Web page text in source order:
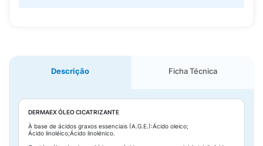
Descrição Ficha Técnica
DERMAEX ÓLEO CICATRIZANTE
À base de ácidos graxos essenciais (A.G.E.):Ácido oleico;
Ácido linoléico;Ácido linolénico.